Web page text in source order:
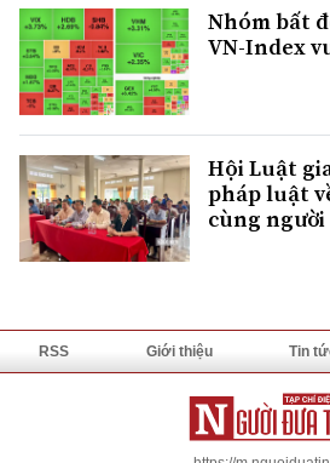
Nhóm bất
VN-Index
Hội Luật
pháp luật
cùng người
RSS Giới thiệu Tin